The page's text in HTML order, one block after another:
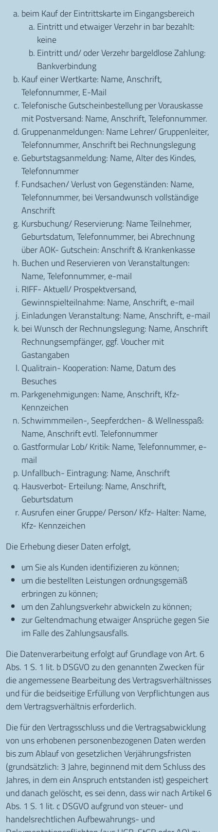
beim Kauf der Eintrittskarte im Eingangsbereich
Eintritt und etwaiger Verzehr in bar bezahlt:
keine
Eintritt und/ oder Verzehr bargeldlose Zahlung:
Bankverbindung
Kauf einer Wertkarte: Name, Anschrift,
Telefonnummer, E-Mail
Telefonische Gutscheinbestellung per Vorauskasse
mit Postversand: Name, Anschrift, Telefonnummer.
Gruppenanmeldungen: Name Lehrer/ Gruppenleiter,
Telefonnummer, Anschrift bei Rechnungslegung
Geburtstagsanmeldung: Name, Alter des Kindes,
Telefonnummer
Fundsachen/ Verlust von Gegenständen: Name,
Telefonnummer, bei Versandwunsch vollständige
Anschrift
Kursbuchung/ Reservierung: Name Teilnehmer,
Geburtsdatum, Telefonnummer, bei Abrechnung
über AOK- Gutschein: Anschrift & Krankenkasse
Buchen und Reservieren von Veranstaltungen:
Name, Telefonnummer, e-mail
RIFF- Aktuell/ Prospektversand,
Gewinnspielteilnahme: Name, Anschrift, e-mail
Einladungen Veranstaltung: Name, Anschrift, e-mail
bei Wunsch der Rechnungslegung: Name, Anschrift
Rechnungsempfänger, ggf. Voucher mit
Gastangaben
Qualitrain- Kooperation: Name, Datum des
Besuches
Parkgenehmigungen: Name, Anschrift, Kfz-
Kennzeichen
Schwimmmeilen-, Seepferdchen- & Wellnesspaß:
Name, Anschrift evtl. Telefonnummer
Gastformular Lob/ Kritik: Name, Telefonnummer, e-
mail
Unfallbuch- Eintragung: Name, Anschrift
Hausverbot- Erteilung: Name, Anschrift,
Geburtsdatum
Ausrufen einer Gruppe/ Person/ Kfz- Halter: Name,
Kfz- Kennzeichen
Die Erhebung dieser Daten erfolgt,
um Sie als Kunden identifizieren zu können;
um die bestellten Leistungen ordnungsgemäß
erbringen zu können;
um den Zahlungsverkehr abwickeln zu können;
zur Geltendmachung etwaiger Ansprüche gegen Sie
im Falle des Zahlungsausfalls.
Die Datenverarbeitung erfolgt auf Grundlage von Art. 6
Abs. 1 S. 1 lit. b DSGVO zu den genannten Zwecken für
die angemessene Bearbeitung des Vertragsverhältnisses
und für die beidseitige Erfüllung von Verpflichtungen aus
dem Vertragsverhältnis erforderlich.
Die für den Vertragsschluss und die Vertragsabwicklung
von uns erhobenen personenbezogenen Daten werden
bis zum Ablauf von gesetzlichen Verjährungsfristen
(grundsätzlich: 3 Jahre, beginnend mit dem Schluss des
Jahres, in dem ein Anspruch entstanden ist) gespeichert
und danach gelöscht, es sei denn, dass wir nach Artikel 6
Abs. 1 S. 1 lit. c DSGVO aufgrund von steuer- und
handelsrechtlichen Aufbewahrungs- und